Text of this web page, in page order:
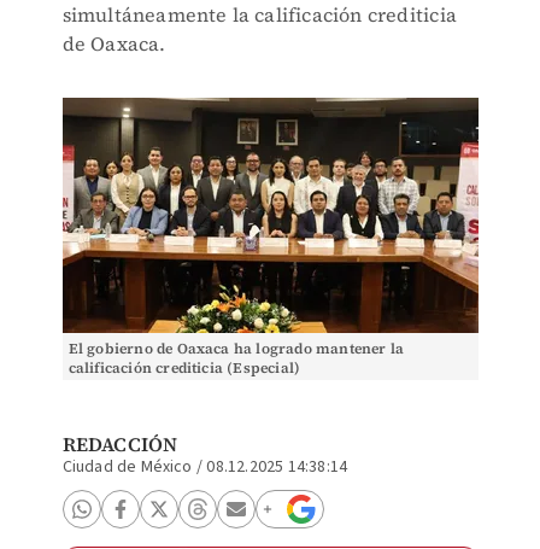
simultáneamente la calificación crediticia
de Oaxaca.
El gobierno de Oaxaca ha logrado mantener la
calificación crediticia (Especial)
REDACCIÓN
Ciudad de México /08.12.2025 14:38:14